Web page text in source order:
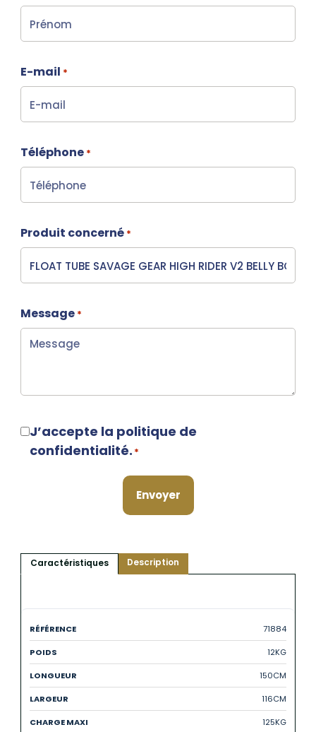
E-mail *
Téléphone *
Produit concerné *
Message *
RGPD
J’accepte la politique de
confidentialité. *
Caractéristiques Description
71884
12KG
150CM
116CM
125KG